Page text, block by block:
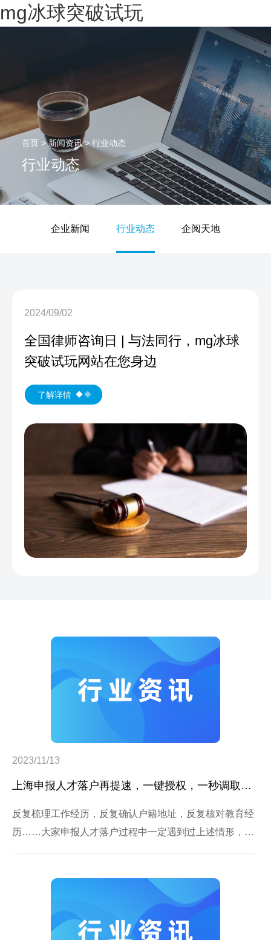
mg冰球突破试玩
首页>新闻资讯> 行业动态
行业动态
企业新闻 行业动态 企阅天地
2024/09/02
全国律师咨询日 | 与法同行，mg冰球
突破试玩网站在您身边
了解详情
2023/11/13
上海申报人才落户再提速，一键授权，一秒调取，一步到位！
反复梳理工作经历，反复确认户籍地址，反复核对教育经
历……大家申报人才落户过程中一定遇到过上述情形，也